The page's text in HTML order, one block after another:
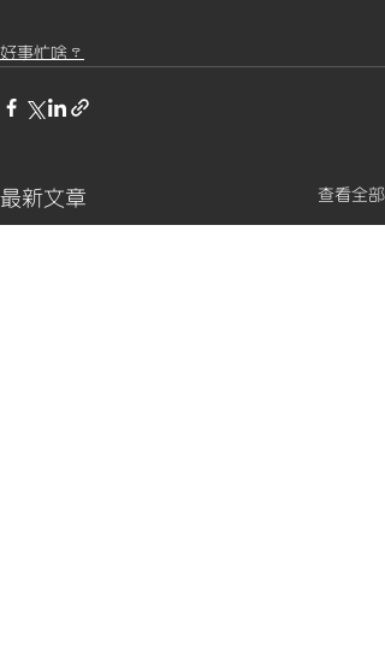
好事忙啥？
最新文章 查看全部